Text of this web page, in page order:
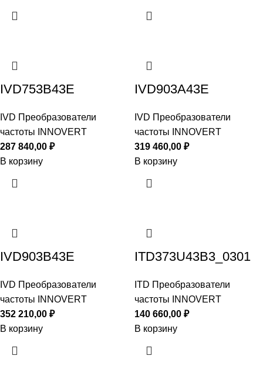
IVD753B43E
IVD Преобразователи
частоты INNOVERT
287 840,00 ₽
В корзину
IVD903A43E
IVD Преобразователи
частоты INNOVERT
319 460,00 ₽
В корзину
IVD903B43E
IVD Преобразователи
частоты INNOVERT
352 210,00 ₽
В корзину
ITD373U43B3_0301
ITD Преобразователи
частоты INNOVERT
140 660,00 ₽
В корзину